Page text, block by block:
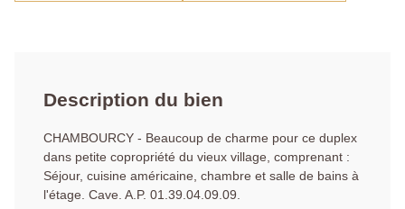
Description du bien
CHAMBOURCY - Beaucoup de charme pour ce duplex
dans petite copropriété du vieux village, comprenant :
Séjour, cuisine américaine, chambre et salle de bains à
l'étage. Cave. A.P. 01.39.04.09.09.